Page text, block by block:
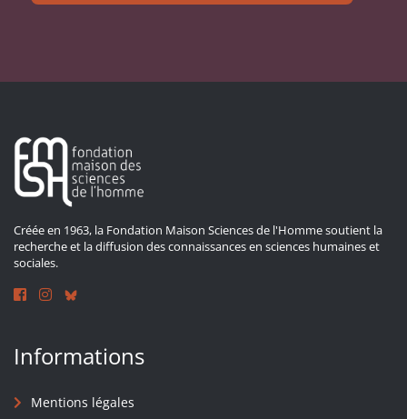
Créée en 1963, la Fondation Maison Sciences de l'Homme soutient la
recherche et la diffusion des connaissances en sciences humaines et
sociales.
Informations
Mentions légales